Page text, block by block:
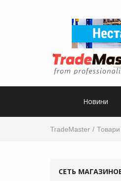
Новини
TradeMaster Товари
СЕТЬ